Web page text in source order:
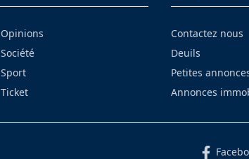
Opinions
Société
Sport
Ticket
Contactez nous
Deuils
Petites
Annonces